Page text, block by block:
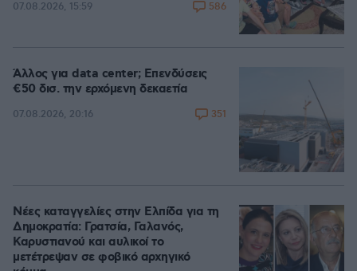
07.08.2026, 15:59 586
Άλλος για data center; Επενδύσεις
€50 δισ. την ερχόμενη δεκαετία
07.08.2026, 20:16 351
Νέες καταγγελίες στην Ελπίδα για τη
Δημοκρατία: Γρατσία, Γαλανός,
Καρυστιανού και αυλικοί το
μετέτρεψαν σε φοβικό αρχηγικό